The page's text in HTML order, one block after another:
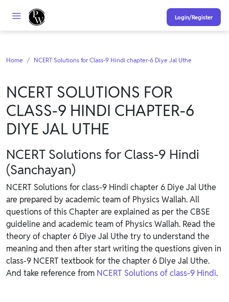
Login/Register
Home NCERT Solutions for Class-9 Hindi chapter-6 Diye Jal Uthe
NCERT SOLUTIONS FOR
CLASS-9 HINDI CHAPTER-6
DIYE JAL UTHE
NCERT Solutions for Class-9 Hindi
(Sanchayan)
NCERT Solutions for class-9 Hindi chapter 6 Diye Jal Uthe
are prepared by academic team of Physics Wallah. All
questions of this Chapter are explained as per the CBSE
guideline and academic team of Physics Wallah. Read the
theory of chapter 6 Diye Jal Uthe try to understand the
meaning and then after start writing the questions given in
class-9 NCERT textbook for the chapter 6 Diye Jal Uthe.
And take reference from NCERT Solutions of class-9 Hindi.